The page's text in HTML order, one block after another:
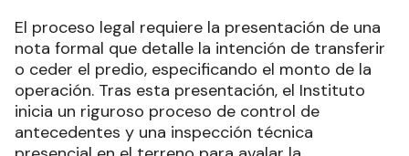
El proceso legal requiere la presentación de una
nota formal que detalle la intención de transferir
o ceder el predio, especificando el monto de la
operación. Tras esta presentación, el Instituto
inicia un riguroso proceso de control de
antecedentes y una inspección técnica